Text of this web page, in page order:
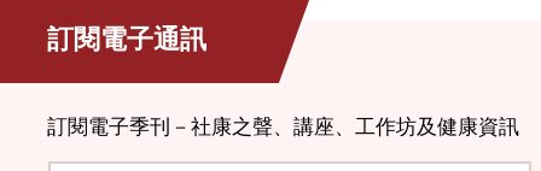
訂閱電子通訊
訂閱電子季刊－社康之聲、講座、工作坊及健康資訊